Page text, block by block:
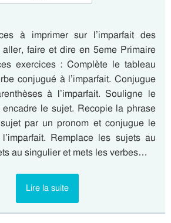
à imprimer sur l’imparfait des
faire et dire en 5eme Primaire
exercices : Complète le tableau
conjugué à l’imparfait. Conjugue
à l’imparfait. Souligne le
le sujet. Recopie la phrase
par un pronom et conjugue le
Remplace les sujets au
au singulier et mets les verbes…
Lire la suite